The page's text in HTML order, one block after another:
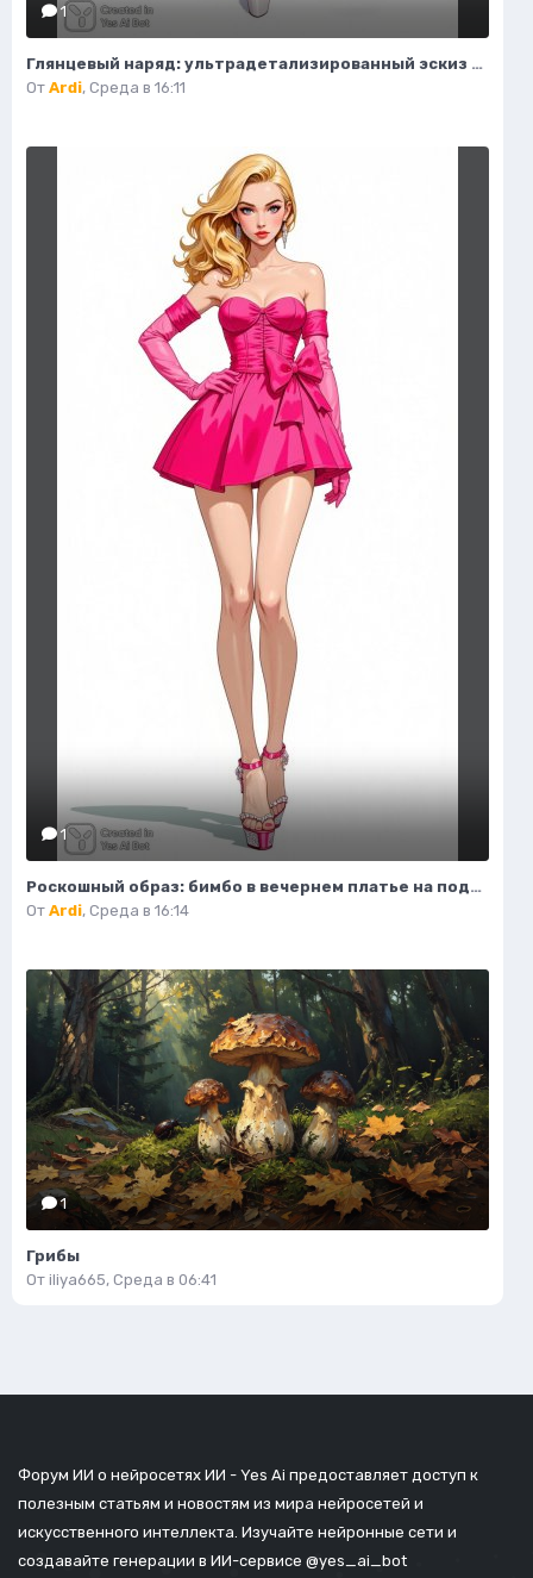
1
Глянцевый наряд: ультрадетализированный эскиз моды и гламура в стиле пастель. Картинка из нейронной сети Flux Ai
От Ardi, Среда в 16:11
1
Роскошный образ: бимбо в вечернем платье на подиуме. Генерация из нейронной сети Flux 1
От Ardi, Среда в 16:14
1
Грибы
От iliya665, Среда в 06:41
Форум ИИ о нейросетях ИИ - Yes Ai предоставляет доступ к
полезным статьям и новостям из мира нейросетей и
искусственного интеллекта. Изучайте нейронные сети и
создавайте генерации в ИИ-сервисе @yes_ai_bot